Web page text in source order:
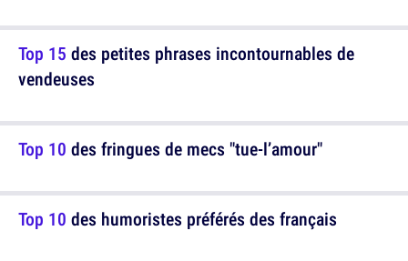
Top 15 des petites phrases incontournables de
vendeuses
Top 10 des humoristes préférés des français
Top 10 des fringues de mecs "tue-l’amour"